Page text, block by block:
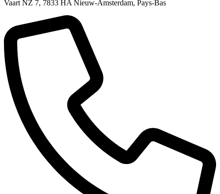
Vaart NZ 7, 7833 HA Nieuw-Amsterdam, Pays-Bas